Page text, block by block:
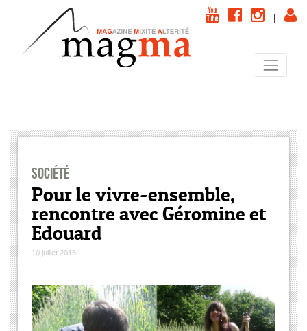
Société
Pour le vivre-ensemble,
rencontre avec Géromine et
Edouard
10 juillet 2015